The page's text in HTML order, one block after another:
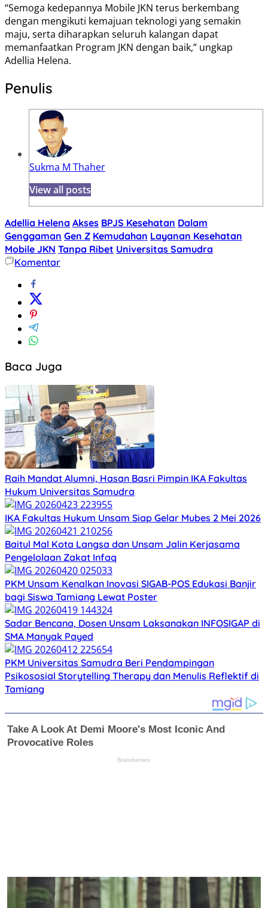
“Semoga kedepannya Mobile JKN terus berkembang
dengan mengikuti kemajuan teknologi yang semakin
maju, serta diharapkan seluruh kalangan dapat
memanfaatkan Program JKN dengan baik,” ungkap
Adellia Helena.
Penulis
Sukma M Thaher
View all posts
Adellia Helena Akses BPJS Kesehatan Dalam
Genggaman Gen Z Kemudahan Layanan Kesehatan
Mobile JKN Tanpa Ribet Universitas Samudra
Komentar
Baca Juga
Raih Mandat Alumni, Hasan Basri Pimpin IKA Fakultas
Hukum Universitas Samudra
IKA Fakultas Hukum Unsam Siap Gelar Mubes 2 Mei 2026
Baitul Mal Kota Langsa dan Unsam Jalin Kerjasama
Pengelolaan Zakat Infaq
PKM Unsam Kenalkan Inovasi SIGAB-POS Edukasi Banjir
bagi Siswa Tamiang Lewat Poster
Sadar Bencana, Dosen Unsam Laksanakan INFOSIGAP di
SMA Manyak Payed
PKM Universitas Samudra Beri Pendampingan
Psikososial Storytelling Therapy dan Menulis Reflektif di
Tamiang